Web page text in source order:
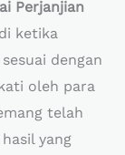
Perjanjian
ketika
dengan
oleh para
telah
yang